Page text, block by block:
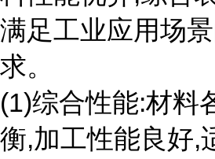
满足工业应用场
求。
(1)综合性能:材料
衡,加工性能良好,